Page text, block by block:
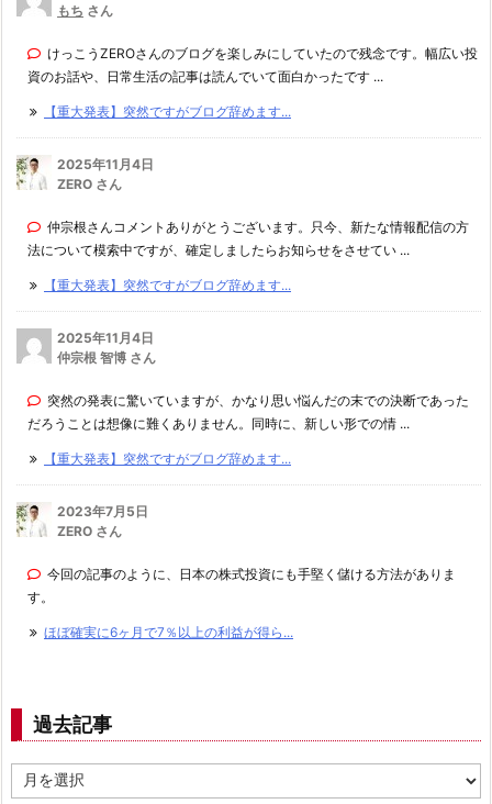
もち さん
けっこうZEROさんのブログを楽しみにしていたので残念です。幅広い投
資のお話や、日常生活の記事は読んでいて面白かったです ...
【重大発表】突然ですがブログ辞めます...
2025年11月4日
ZERO さん
仲宗根さんコメントありがとうございます。只今、新たな情報配信の方
法について模索中ですが、確定しましたらお知らせをさせてい ...
【重大発表】突然ですがブログ辞めます...
2025年11月4日
仲宗根 智博 さん
突然の発表に驚いていますが、かなり思い悩んだの末での決断であった
だろうことは想像に難くありません。同時に、新しい形での情 ...
【重大発表】突然ですがブログ辞めます...
2023年7月5日
ZERO さん
今回の記事のように、日本の株式投資にも手堅く儲ける方法がありま
す。
ほぼ確実に6ヶ月で7％以上の利益が得ら...
過去記事
去